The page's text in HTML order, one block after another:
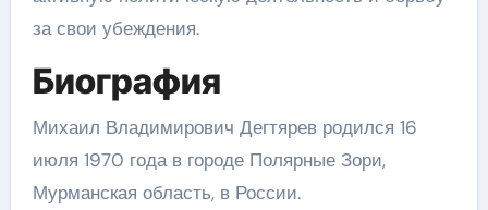
за свои убеждения.
Биография
Михаил Владимирович Дегтярев родился 16
июля 1970 года в городе Полярные Зори,
Мурманская область, в России.